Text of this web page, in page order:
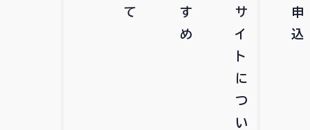
て
す
め
サ
イ
ト
に
つ
い
申
込